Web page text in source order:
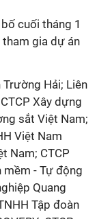
cuối tháng 1
tham gia dự án
Trường Hải; Liên
Xây dựng
sắt Việt Nam;
Việt Nam
Nam; CTCP
mềm - Tự động
Quang
Tập đoàn